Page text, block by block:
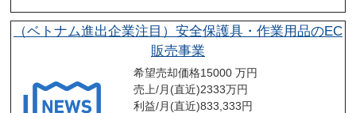
（ベトナム進出企業注目）安全保護具・作業用品のEC
販売事業
希望売却価格15000 万円
売上/月(直近)2333万円
利益/月(直近)833,333円